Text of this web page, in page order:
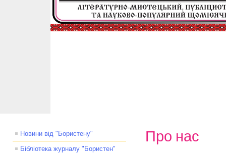
Новини від "Бористену"
Бібліотека журналу "Бористен"
Про нас